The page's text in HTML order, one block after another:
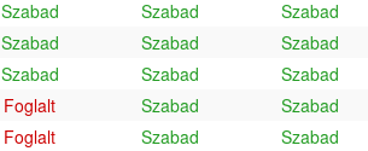
Szabad Szabad Szabad
Szabad Szabad Szabad
Szabad Szabad Szabad
Foglalt Szabad Szabad
Foglalt Szabad Szabad